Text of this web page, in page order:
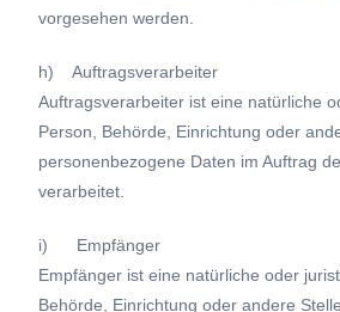
vorgesehen werden.
h) Auftragsverarbeiter
Auftragsverarbeiter ist eine natürliche
Person, Behörde, Einrichtung oder
personenbezogene Daten im Auftrag
verarbeitet.
i) Empfänger
Empfänger ist eine natürliche oder
Behörde, Einrichtung oder andere